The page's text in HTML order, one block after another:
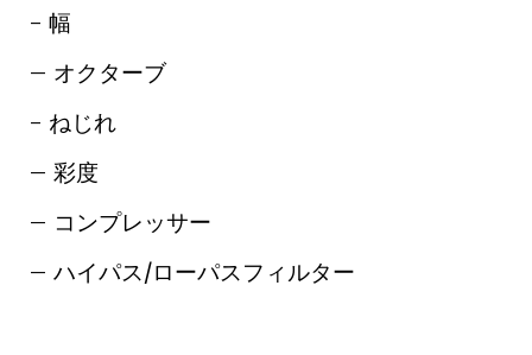
- 幅
– オクターブ
- ねじれ
– 彩度
– コンプレッサー
– ハイパス/ローパスフィルター